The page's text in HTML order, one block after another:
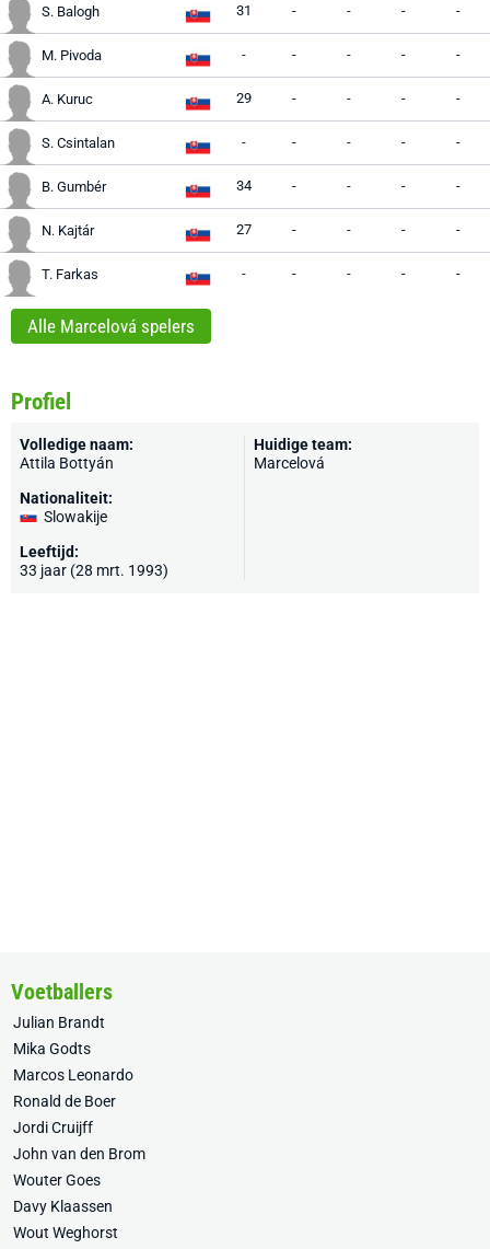
S. Balogh 31 - - - -
M. Pivoda - - - - -
A. Kuruc 29 - - - -
S. Csintalan - - - - -
B. Gumbér 34 - - - -
N. Kajtár 27 - - - -
T. Farkas - - - - -
Alle Marcelová spelers
Profiel
Volledige naam:
Attila Bottyán
Nationaliteit:
Slowakije
Leeftijd:
33 jaar (28 mrt. 1993)
Huidige team:
Marcelová
Voetballers
Julian Brandt
Mika Godts
Marcos Leonardo
Ronald de Boer
Jordi Cruijff
John van den Brom
Wouter Goes
Davy Klaassen
Wout Weghorst